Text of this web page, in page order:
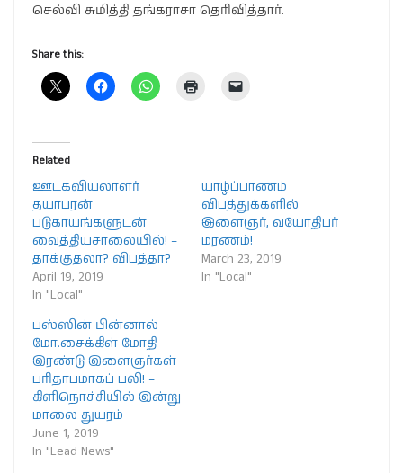
செல்வி சுமித்தி தங்கராசா தெரிவித்தார்.
Share this:
Related
ஊடகவியலாளர்
தயாபரன்
படுகாயங்களுடன்
வைத்தியசாலையில்! –
தாக்குதலா? விபத்தா?
April 19, 2019
In "Local"
யாழ்ப்பாணம்
விபத்துக்களில்
இளைஞர், வயோதிபர்
மரணம்!
March 23, 2019
In "Local"
பஸ்ஸின் பின்னால்
மோ.சைக்கிள் மோதி
இரண்டு இளைஞர்கள்
பரிதாபமாகப் பலி! –
கிளிநொச்சியில் இன்று
மாலை துயரம்
June 1, 2019
In "Lead News"